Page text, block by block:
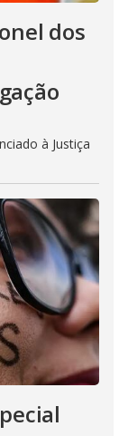
dos
à Justiça